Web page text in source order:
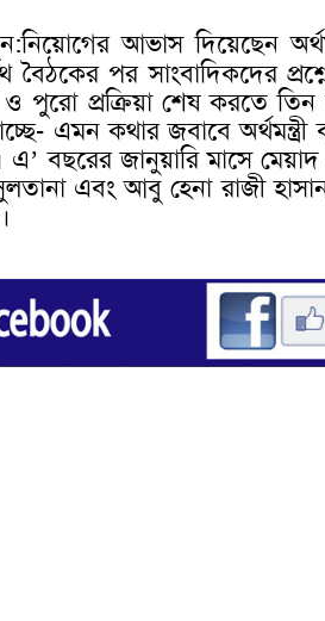
আভাস দিয়েছেন
পর সাংবাদিকদের
পুরো প্রক্রিয়া শেষ করতে
এমন কথার জবাবে
এ’ বছরের জানুয়ারি মাসে
এবং আবু হেনা রাজী